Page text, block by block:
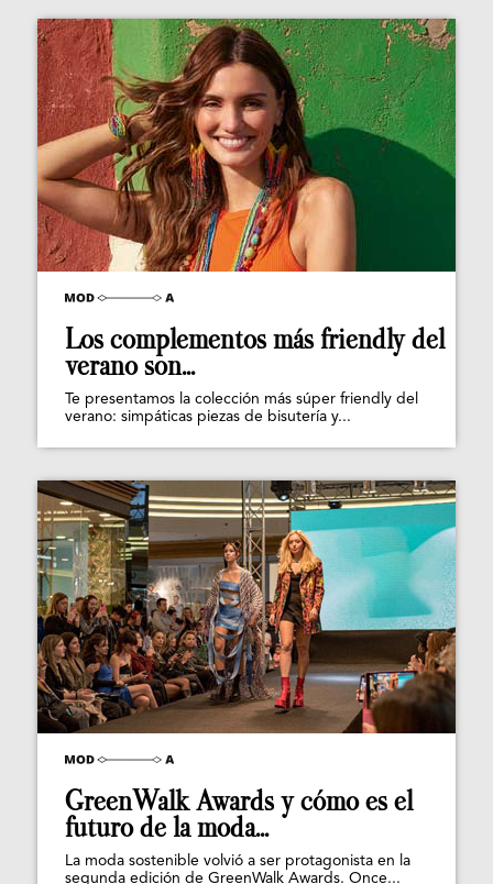
Los complementos más friendly del
verano son...
Te presentamos la colección más súper friendly del
verano: simpáticas piezas de bisutería y...
GreenWalk Awards y cómo es el
futuro de la moda...
La moda sostenible volvió a ser protagonista en la
segunda edición de GreenWalk Awards. Once...